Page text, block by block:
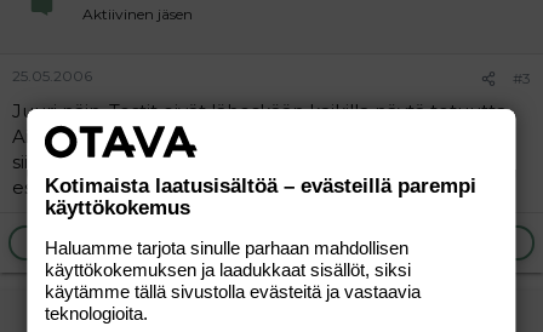
Aktiivinen jäsen
25.05.2006 #3
Juuri näin. Testit eivät läheskään kaikilla näytä totuutta.
Ainoastaan altistaminen monilla varma. Jos allerginen
siitepölyille, niin herkistyy herkästi myös muille pölyille,
esim. koiralle. Ei kuitenkaan kaikki.
Ilmoita asiaton viesti
iugyjgyugyu
Kotimaista laatusisältöä – evästeillä parempi
käyttökokemus
Haluamme tarjota sinulle parhaan mahdollisen
käyttökokemuksen ja laadukkaat sisällöt, siksi
käytämme tällä sivustolla evästeitä ja vastaavia
teknologioita.